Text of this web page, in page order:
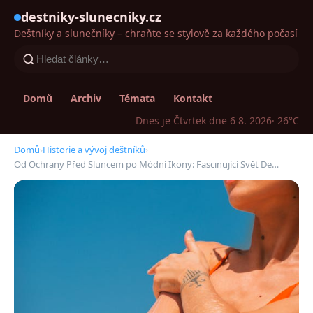
destniky-slunecniky.cz
Deštníky a slunečníky – chraňte se stylově za každého počasí
Domů Archiv Témata
Kontakt
Dnes je Čtvrtek dne 6 8. 2026· 26°C
Domů›Historie a vývoj deštníků›
Od Ochrany Před Sluncem po Módní Ikony: Fascinující Svět De…